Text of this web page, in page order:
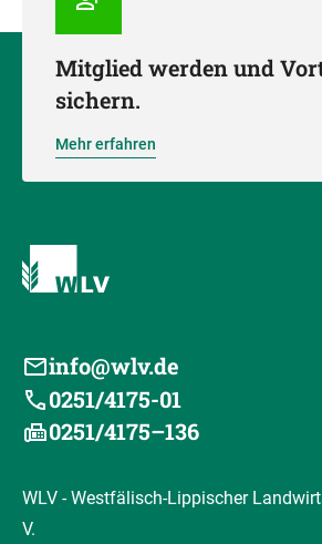
Mitglied werden und
sichern.
Mehr erfahren
info@wlv.de
0251/4175-01
0251/4175–136
WLV - Westfälisch-Lippischer
V.